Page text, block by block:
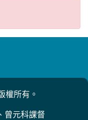
權所有。
曾元科課督